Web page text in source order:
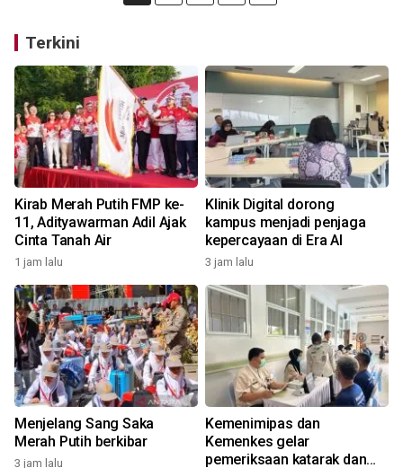
Terkini
Kirab Merah Putih FMP ke-
11, Adityawarman Adil Ajak
Cinta Tanah Air
1 jam lalu
Klinik Digital dorong
kampus menjadi penjaga
kepercayaan di Era AI
3 jam lalu
Menjelang Sang Saka
Merah Putih berkibar
3 jam lalu
Kemenimipas dan
Kemenkes gelar
pemeriksaan katarak dan